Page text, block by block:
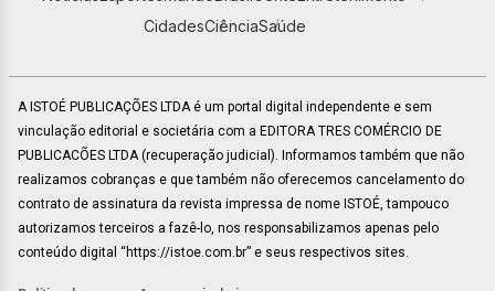
CidadesCiênciaSaúde
A ISTOÉ PUBLICAÇÕES LTDA é um portal digital independente e sem
vinculação editorial e societária com a EDITORA TRES COMÉRCIO DE
PUBLICACÕES LTDA (recuperação judicial). Informamos também que não
realizamos cobranças e que também não oferecemos cancelamento do
contrato de assinatura da revista impressa de nome ISTOÉ, tampouco
autorizamos terceiros a fazê-lo, nos responsabilizamos apenas pelo
conteúdo digital “https://istoe.com.br” e seus respectivos sites.